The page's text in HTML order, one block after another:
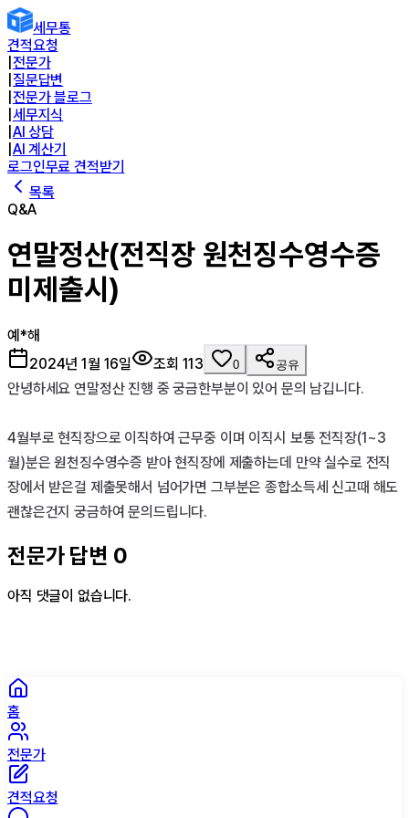
세무통
견적요청
전문가
질문답변
전문가 블로그
세무지식
AI 상담
AI 계산기
로그인무료 견적받기
목록
Q&A
연말정산(전직장 원천징수영수증
미제출시)
예*해
2024년 1월 16일
조회 113 0 공유
안녕하세요 연말정산 진행 중 궁금한부분이 있어 문의 남깁니다.
4월부로 현직장으로 이직하여 근무중 이며 이직시 보통 전직장(1~3
월)분은 원천징수영수증 받아 현직장에 제출하는데 만약 실수로 전직
장에서 받은걸 제출못해서 넘어가면 그부분은 종합소득세 신고때 해도
괜찮은건지 궁금하여 문의드립니다.
전문가 답변 0
아직 댓글이 없습니다.
홈
전문가
견적요청